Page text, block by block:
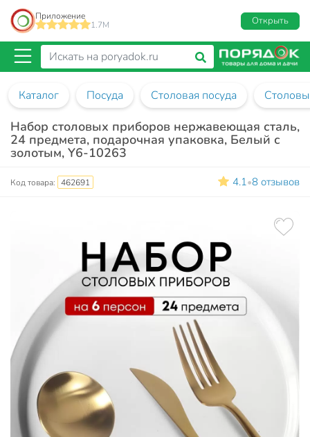
Приложение
1.7M
Открыть
Каталог Посуда Столовая посуда
Набор столовых приборов нержавеющая сталь,
24 предмета, подарочная упаковка, Белый с
золотым, Y6-10263
Код товара: 462691 4.1•8 отзывов